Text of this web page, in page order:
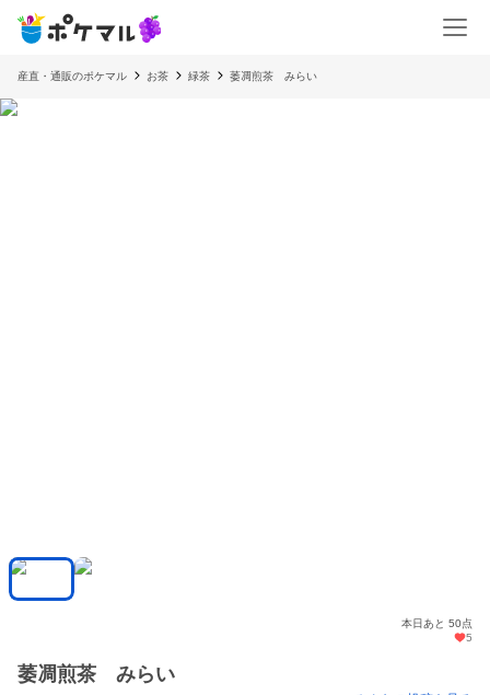
産直・通販のポケマル お茶 緑茶 萎凋煎茶 みらい
本日あと 50点
5
萎凋煎茶 みらい